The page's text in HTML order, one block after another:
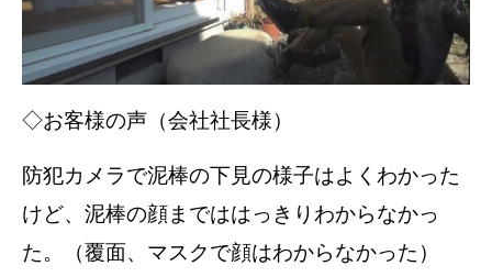
◇お客様の声（会社社長様）
防犯カメラで泥棒の下見の様子はよくわかった
けど、泥棒の顔までははっきりわからなかっ
た。（覆面、マスクで顔はわからなかった）